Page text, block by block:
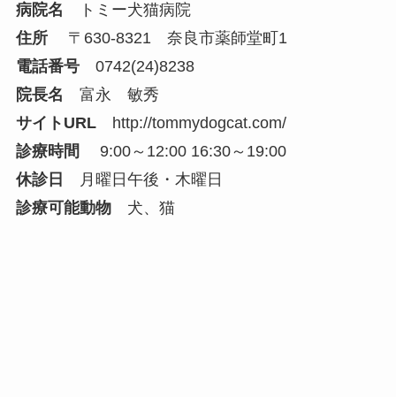
病院名 トミー犬猫病院
住所〒630-8321 奈良市薬師堂町1
電話番号0742(24)8238
院長名 富永 敏秀
サイトURL
http://tommydogcat.com/
診療時間 9:00～12:00 16:30～19:00
休診日
月曜日午後・木曜日
診療可能動物犬、猫